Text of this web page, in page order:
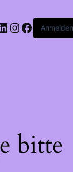
Instagram
Anmelden
bitte